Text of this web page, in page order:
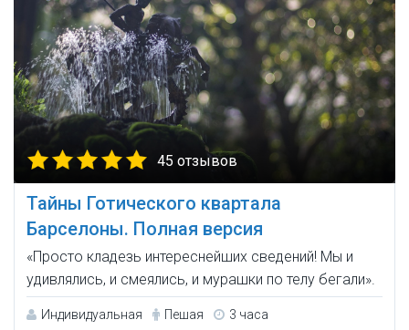
45 отзывов
Тайны Готического квартала
Барселоны. Полная версия
«Просто кладезь интереснейших сведений! Мы и
удивлялись, и смеялись, и мурашки по телу бегали».
Индивидуальная Пешая 3 часа